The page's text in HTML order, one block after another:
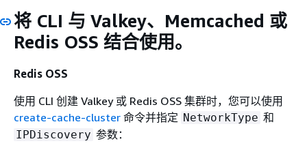
将 CLI 与 Valkey、Memcached 或
Redis OSS 结合使用。
Redis OSS
使用 CLI 创建 Valkey 或 Redis OSS 集群时，您可以使用
create-cache-cluster 命令并指定 NetworkType 和
IPDiscovery 参数：